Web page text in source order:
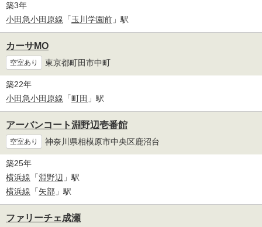
築3年
小田急小田原線 「玉川学園前 」駅
カーサMO
空室あり 東京都町田市中町
築22年
小田急小田原線 「町田 」駅
アーバンコート淵野辺壱番館
空室あり 神奈川県相模原市中央区鹿沼台
築25年
横浜線 「淵野辺 」駅
横浜線 「矢部 」駅
ファリーチェ成瀬